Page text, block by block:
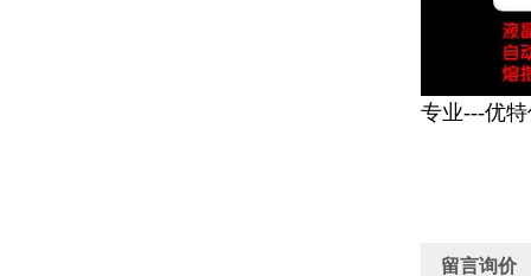
专业---优
留言询价